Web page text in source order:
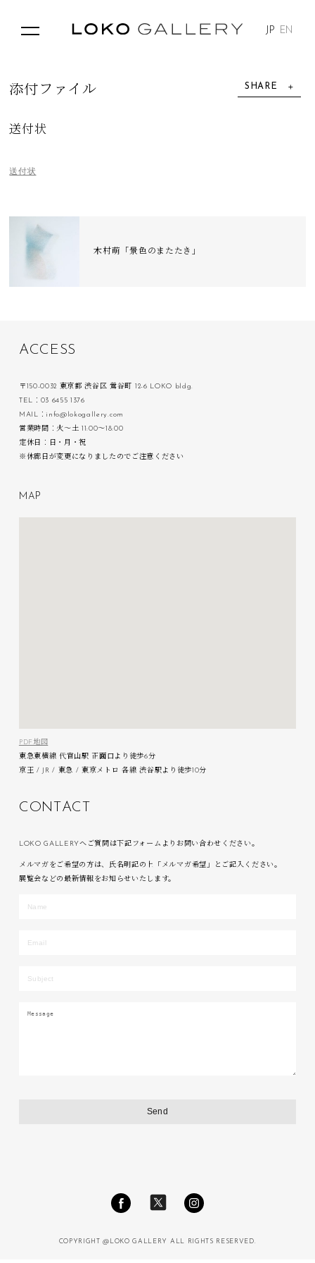
JP EN
SHARE
添付 フ ァ イ ル
送付状
送付状
木村萌「景色のまたたき」
ACC ESS
〒150-0032 東京都 渋谷区 鶯谷町 12-6 LOKO bldg.
TEL：03 6455 1376
MAIL：info@lokogallery.com
営業時間：火〜土 11:00〜18:00
定休日：日・月・祝
※休廊日が変更になりましたのでご注意ください
M A P
PDF地図
東急東横線 代官山駅 正面口より徒歩6分
京王 / JR / 東急 / 東京メトロ 各線 渋谷駅より徒歩10分
C ON T AC T
LOKO GALLERYへご質問は下記フォームよりお問い合わせください。
メルマガをご希望の方は、氏名明記の上「メルマガ希望」とご記入ください。
展覧会などの最新情報をお知らせいたします。
COPYRIGHT @LOKO GALLERY ALL RIGHTS RESERVED.